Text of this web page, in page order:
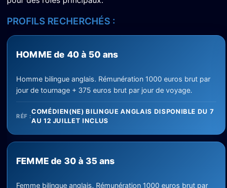
PROFILS RECHERCHÉS :
HOMME de 40 à 50 ans
Homme bilingue anglais. Rémunération 1000 euros brut par
jour de tournage + 375 euros brut par jour de voyage.
RÉF :
COMÉDIEN(NE) BILINGUE ANGLAIS DISPONIBLE DU 7
AU 12 JUILLET INCLUS
FEMME de 30 à 35 ans
Femme bilingue anglais. Rémunération 1000 euros brut par